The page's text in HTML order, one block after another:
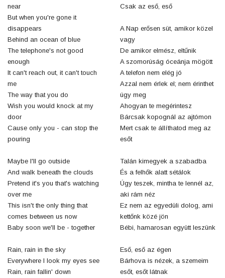
near
But when you're gone it
disappears
Behind an ocean of blue
The telephone's not good
enough
It can't reach out, it can't touch
me
The way that you do
Wish you would knock at my
door
Cause only you - can stop the
pouring
Maybe I'll go outside
And walk beneath the clouds
Pretend it's you that's watching
over me
This isn't the only thing that
comes between us now
Baby soon we'll be - together
Rain, rain in the sky
Everywhere I look my eyes see
Rain, rain fallin' down
Csak az eső, eső
A Nap erősen süt, amikor közel
vagy
De amikor elmész, eltűnik
A szomorúság óceánja mögött
A telefon nem elég jó
Azzal nem érlek el; nem érinthet
úgy meg
Ahogyan te megérintesz
Bárcsak kopognál az ajtómon
Mert csak te állíthatod meg az
esőt
Talán kimegyek a szabadba
És a felhők alatt sétálok
Úgy teszek, mintha te lennél az,
aki rám néz
Ez nem az egyedüli dolog, ami
kettőnk közé jön
Bébi, hamarosan együtt leszünk
Eső, eső az égen
Bárhova is nézek, a szemeim
esőt, esőt látnak